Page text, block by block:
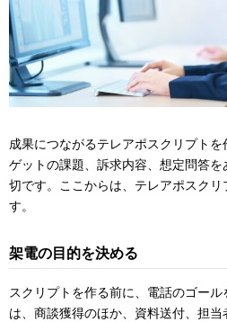
成果につながるテレアポスクリプト
ゲットの課題、訴求内容、想定問答
切です。ここからは、テレアポスクリ
す。
架電の目的を決める
スクリプトを作る前に、電話のゴー
は、商談獲得のほか、資料送付、担